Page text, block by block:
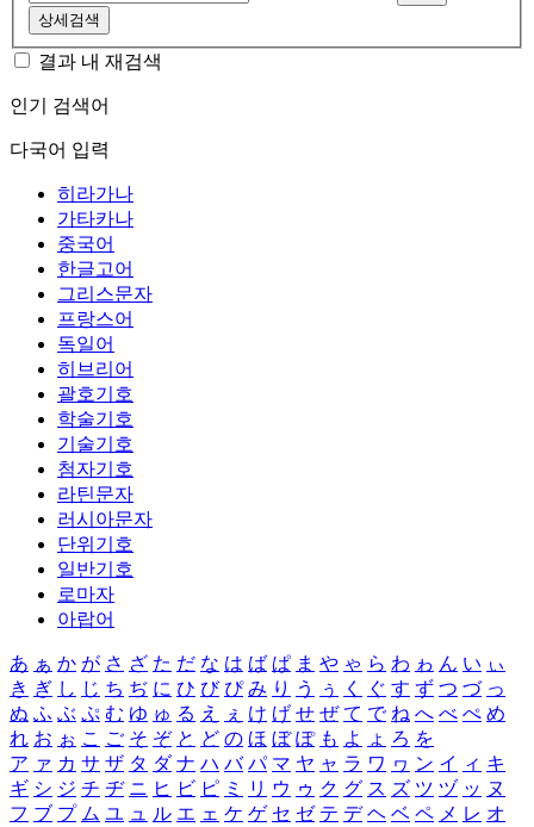
상세검색
결과 내 재검색
인기 검색어
다국어 입력
히라가나
가타카나
중국어
한글고어
그리스문자
프랑스어
독일어
히브리어
괄호기호
학술기호
기술기호
첨자기호
라틴문자
러시아문자
단위기호
일반기호
로마자
아랍어
あ ぁ か が さ ざ た だ な は ば ぱ ま や ゃ ら わ ゎ ん い ぃ
き ぎ し じ ち ぢ に ひ び ぴ み り う ぅ く ぐ す ず つ づ っ
ぬ ふ ぶ ぷ む ゆ ゅ る え ぇ け げ せ ぜ て で ね へ べ ぺ め
れ お ぉ こ ご そ ぞ と ど の ほ ぼ ぽ も よ ょ ろ を
ア ァ カ サ ザ タ ダ ナ ハ バ パ マ ヤ ャ ラ ワ ヮ ン イ ィ キ
ギ シ ジ チ ヂ ニ ヒ ビ ピ ミ リ ウ ゥ ク グ ス ズ ツ ヅ ッ ヌ
フ ブ プ ム ユ ュ ル エ ェ ケ ゲ セ ゼ テ デ ヘ ベ ペ メ レ オ